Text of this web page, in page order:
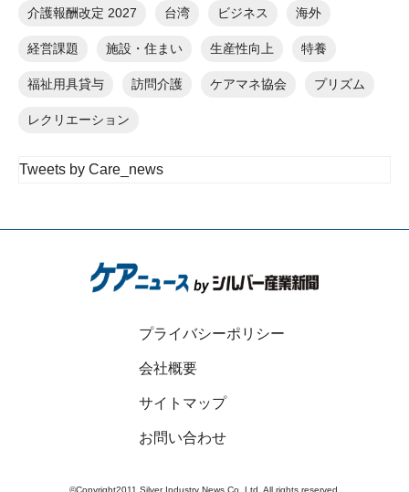
介護報酬改定 2027 台湾 ビジネス 海外
経営課題 施設・住まい 生産性向上 特養
福祉用具貸与 訪問介護 ケアマネ協会 プリズム
レクリエーション
Tweets by Care_news
プライバシーポリシー
会社概要
サイトマップ
お問い合わせ
©Copyright2011 Silver Industry News Co.,Ltd. All rights reserved.